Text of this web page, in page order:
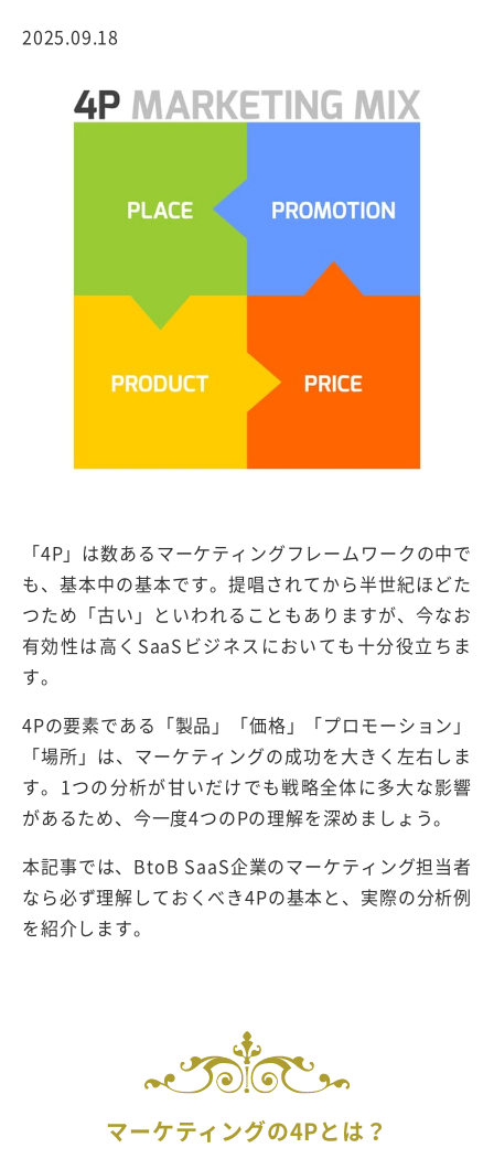
2025.09.18
「4P」は数あるマーケティングフレームワークの中で
も、基本中の基本です。提唱されてから半世紀ほどた
つため「古い」といわれることもありますが、今なお
有効性は高くSaaSビジネスにおいても十分役立ちま
す。
4Pの要素である「製品」「価格」「プロモーション」
「場所」は、マーケティングの成功を大きく左右しま
す。1つの分析が甘いだけでも戦略全体に多大な影響
があるため、今一度4つのPの理解を深めましょう。
本記事では、BtoB SaaS企業のマーケティング担当者
なら必ず理解しておくべき4Pの基本と、実際の分析例
を紹介します。
マーケティングの4Pとは？